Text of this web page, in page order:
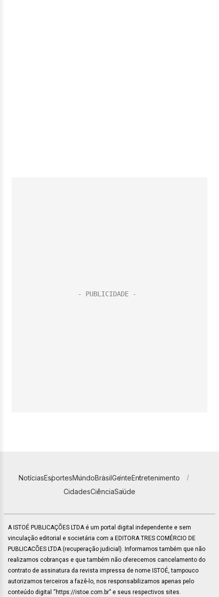
NotíciasEsportesMundoBrasilGenteEntretenimento
CidadesCiênciaSaúde
A ISTOÉ PUBLICAÇÕES LTDA é um portal digital independente e sem
vinculação editorial e societária com a EDITORA TRES COMÉRCIO DE
PUBLICACÕES LTDA (recuperação judicial). Informamos também que não
realizamos cobranças e que também não oferecemos cancelamento do
contrato de assinatura da revista impressa de nome ISTOÉ, tampouco
autorizamos terceiros a fazê-lo, nos responsabilizamos apenas pelo
conteúdo digital “https://istoe.com.br” e seus respectivos sites.